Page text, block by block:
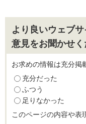
より良いウェブ
意見をお聞かせ
お求めの情報は充分掲
充分だった
ふつう
足りなかった
このページの内容や表